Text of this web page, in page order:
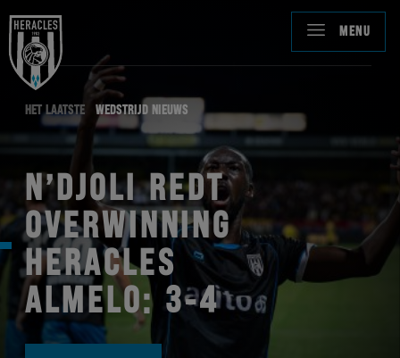
MENU
HET LAATSTE WEDSTRIJD NIEUWS
N’DJOLI REDT
OVERWINNING
HERACLES
ALMELO: 3-4